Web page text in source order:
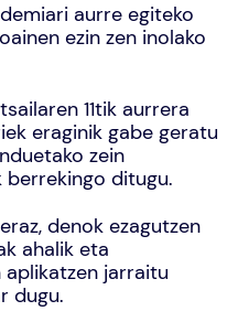
aurre egiteko
ezin zen inolako
11tik aurrera
eraginik gabe geratu
zein
ditugu.
denok ezagutzen
ahalik eta
jarraitu
dugu.